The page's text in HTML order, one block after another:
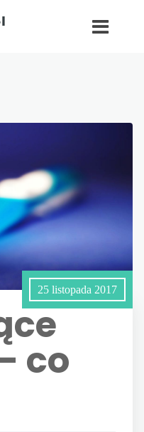
25 listopada 2017
co